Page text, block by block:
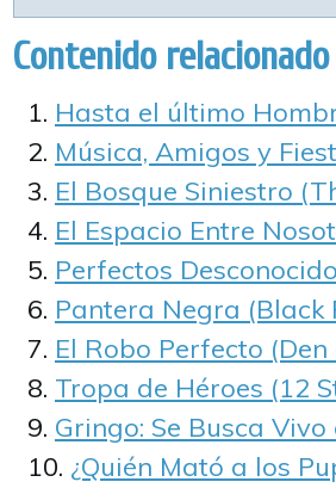
Contenido relacionado
Hasta el último
Música, Amigos y
El Bosque Siniestro
El Espacio Entre
Perfectos
Pantera Negra (Black
El Robo Perfecto
Tropa de Héroes (12
Gringo: Se Busca
¿Quién Mató a los